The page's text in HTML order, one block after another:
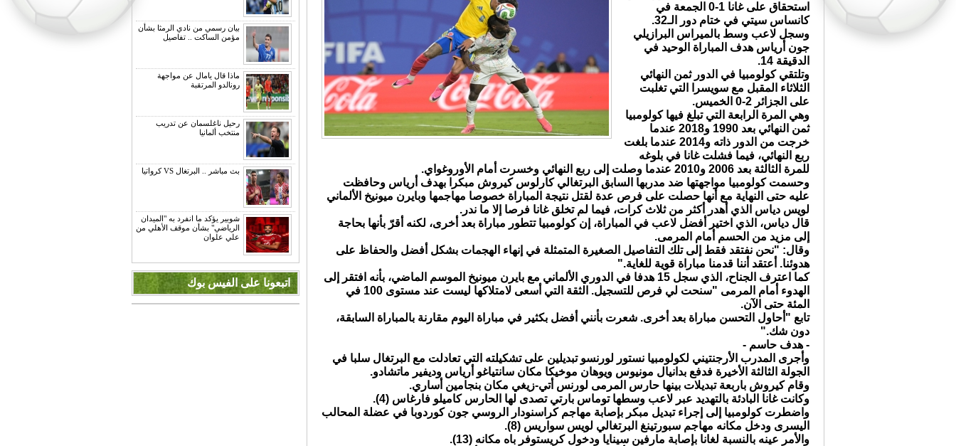
استحقاق على غانا 1-0 الجمعة في
كانساس سيتي في ختام دور الـ32.
وسجل لاعب وسط بالميراس البرازيلي
جون أرياس هدف المباراة الوحيد في
الدقيقة 14.
وتلتقي كولومبيا في الدور ثمن النهائي
الثلاثاء المقبل مع سويسرا التي تغلبت
على الجزائر 2-0 الخميس.
وهي المرة الرابعة التي تبلغ فيها كولومبيا
ثمن النهائي بعد 1990 و2018 عندما
خرجت من الدور ذاته و2014 عندما بلغت
ربع النهائي، فيما فشلت غانا في بلوغه
للمرة الثالثة بعد 2006 و2010 عندما وصلت إلى ربع النهائي وخسرت أمام الأوروغواي.
وحسمت كولومبيا مواجهتها ضد مدربها السابق البرتغالي كارلوس كيروش مبكرا بهدف أرياس وحافظت
عليه حتى النهاية مع أنها حصلت على فرص عدة لقتل نتيجة المباراة خصوصا مهاجمها وبايرن ميونيخ الألماني
لويس دياس الذي أهدر أكثر من ثلاث كرات، فيما لم تخلق غانا فرصا إلا ما ندر.
قال دياس، الذي اختير أفضل لاعب في المباراة، إن كولومبيا تتطور مباراة بعد أخرى، لكنه أقرّ بأنها بحاجة
إلى مزيد من الحسم أمام المرمى.
وقال: "نحن نفتقد فقط إلى تلك التفاصيل الصغيرة المتمثلة في إنهاء الهجمات بشكل أفضل والحفاظ على
هدوئنا. أعتقد أننا قدمنا مباراة قوية للغاية."
كما اعترف الجناح، الذي سجل 15 هدفا في الدوري الألماني مع بايرن ميونيخ الموسم الماضي، بأنه افتقر إلى
الهدوء أمام المرمى "سنحت لي فرص للتسجيل. الثقة التي أسعى لامتلاكها ليست عند مستوى 100 في
المئة حتى الآن.
تابع "أحاول التحسن مباراة بعد أخرى. شعرت بأنني أفضل بكثير في مباراة اليوم مقارنة بالمباراة السابقة،
دون شك."
- هدف حاسم -
وأجرى المدرب الأرجنتيني لكولومبيا نستور لورنسو تبديلين على تشكيلته التي تعادلت مع البرتغال سلبا في
الجولة الثالثة الأخيرة فدفع بدانيال مونيوس ويوهان موخيكا مكان سانتياغو أرياس وديفير ماتشادو.
وقام كيروش باربعة تبديلات بينها حارس المرمى لورنس أتي-زيغي مكان بنجامين أساري.
وكانت غانا البادئة بالتهديد عبر لاعب وسطها توماس بارتي تصدى لها الحارس كاميلو فارغاس (4).
واضطرت كولومبيا إلى إجراء تبديل مبكر بإصابة مهاجم كراسنودار الروسي جون كوردوبا في عضلة المحالب
اليسرى ودخل مكانه مهاجم سبورتينغ البرتغالي لويس سواريس (8).
والأمر عينه بالنسبة لغانا بإصابة مارفين سينايا ودخول كريستوفر باه مكانه (13).
بيان رسمي من نادي الرمثا بشأن
مؤمن الساكت .. تفاصيل
ماذا قال يامال عن مواجهة
رونالدو المرتقبة
رحيل ناغلسمان عن تدريب
منتخب ألمانيا
بث مباشر .. البرتغال VS كرواتيا
شوبير يؤكد ما انفرد به "الميدان
الرياضي" بشأن موقف الأهلي من
علي علوان
اتبعونا على الفيس بوك